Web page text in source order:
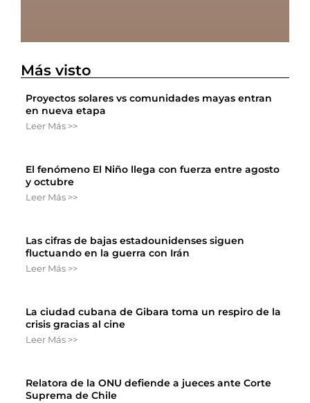
Más visto
Proyectos solares vs comunidades mayas entran
en nueva etapa
Leer Más >>
El fenómeno El Niño llega con fuerza entre agosto
y octubre
Leer Más >>
Las cifras de bajas estadounidenses siguen
fluctuando en la guerra con Irán
Leer Más >>
La ciudad cubana de Gibara toma un respiro de la
crisis gracias al cine
Leer Más >>
Relatora de la ONU defiende a jueces ante Corte
Suprema de Chile